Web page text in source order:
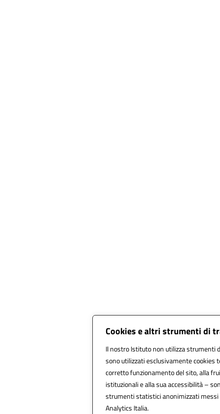
Cookies e altri strumenti di
Il nostro Istituto non utilizza strumenti
sono utilizzati esclusivamente cookies
corretto funzionamento del sito, alla
istituzionali e alla sua accessibilità –
strumenti statistici anonimizzati messi
Analytics Italia.